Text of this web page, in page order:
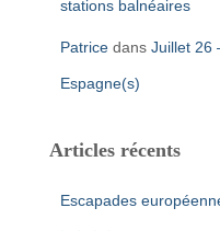
stations balnéaires
Patrice dans Juillet 26
Espagne(s)
Articles récents
Escapades